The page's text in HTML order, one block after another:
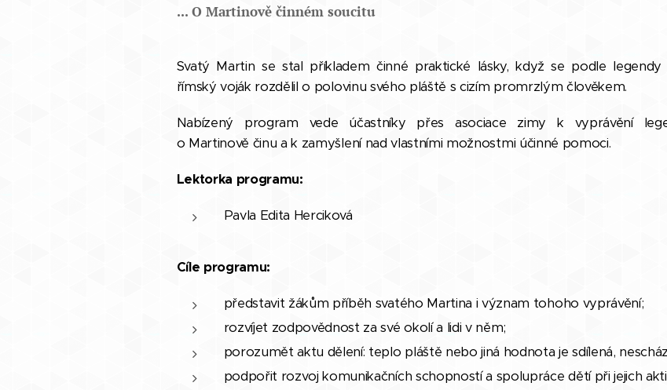
... O Martinově činném soucitu
Svatý Martin se stal příkladem činné praktické lásky, když se podle legendy
římský voják rozdělil o polovinu svého pláště s cizím promrzlým člověkem.
Nabízený program vede účastníky přes asociace zimy k vyprávění
o Martinově činu a k zamyšlení nad vlastními možnostmi účinné pomoci.
Lektorka programu:
Pavla Edita Herciková
Cíle programu:
představit žákům příběh svatého Martina i význam tohoho vyprávění;
rozvíjet zodpovědnost za své okolí a lidi v něm;
porozumět aktu dělení: teplo pláště nebo jiná hodnota je sdílená,
podpořit rozvoj komunikačních schopností a spolupráce dětí při jejich